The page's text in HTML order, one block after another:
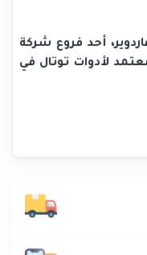
أحد فروع شركة
لأدوات توتال في